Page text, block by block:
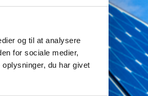
og til at analysere
for sociale medier,
du har givet